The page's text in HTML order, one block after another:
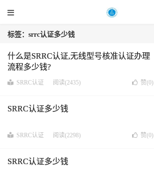
标签：srrc认证多少钱
什么是SRRC认证,无线型号核准认证办理
流程多少钱?
SRRC认证 阅读(2435) 赞(0)
SRRC认证多少钱
SRRC认证 阅读(2298) 赞(0)
SRRC认证多少钱